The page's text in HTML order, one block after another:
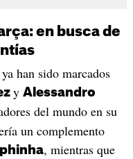
en busca de
han sido marcados
y Alessandro
del mundo en su
un complemento
, mientras que